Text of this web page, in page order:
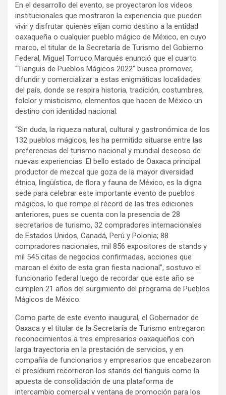
En el desarrollo del evento, se proyectaron los videos
institucionales que mostraron la experiencia que pueden
vivir y disfrutar quienes elijan como destino a la entidad
oaxaqueña o cualquier pueblo mágico de México, en cuyo
marco, el titular de la Secretaría de Turismo del Gobierno
Federal, Miguel Torruco Marqués enunció que el cuarto
“Tianguis de Pueblos Mágicos 2022” busca promover,
difundir y comercializar a estas enigmáticas localidades
del país, donde se respira historia, tradición, costumbres,
folclor y misticismo, elementos que hacen de México un
destino con identidad nacional.
“Sin duda, la riqueza natural, cultural y gastronómica de los
132 pueblos mágicos, les ha permitido situarse entre las
preferencias del turismo nacional y mundial deseoso de
nuevas experiencias. El bello estado de Oaxaca principal
productor de mezcal que goza de la mayor diversidad
étnica, lingüística, de flora y fauna de México, es la digna
sede para celebrar este importante evento de pueblos
mágicos, lo que rompe el récord de las tres ediciones
anteriores, pues se cuenta con la presencia de 28
secretarios de turismo, 32 compradores internacionales
de Estados Unidos, Canadá, Perú y Polonia; 88
compradores nacionales, mil 856 expositores de stands y
mil 545 citas de negocios confirmadas, acciones que
marcan el éxito de esta gran fiesta nacional”, sostuvo el
funcionario federal luego de recordar que este año se
cumplen 21 años del surgimiento del programa de Pueblos
Mágicos de México.
Como parte de este evento inaugural, el Gobernador de
Oaxaca y el titular de la Secretaría de Turismo entregaron
reconocimientos a tres empresarios oaxaqueños con
larga trayectoria en la prestación de servicios, y en
compañía de funcionarios y empresarios que encabezaron
el presídium recorrieron los stands del tianguis como la
apuesta de consolidación de una plataforma de
intercambio comercial y ventana de promoción para los